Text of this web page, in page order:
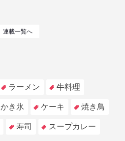
連載一覧へ
ラーメン 牛料理
かき氷 ケーキ 焼き鳥
寿司 スープカレー